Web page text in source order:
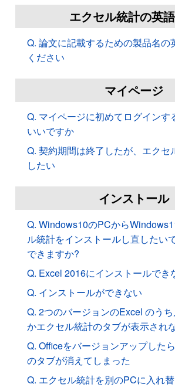
エクセル統計の英
Q. 論文に記載するための製品名の
ください
マイページ
Q. マイページに初めてログインす
いいですか
Q. 契約期間は終了したが、エクセ
したい
インストール
Q. Windows10のPCから
ル統計をインストールし直したい
できますか?
Q. Excel 2016にインストールでき
Q. インストールができない
Q. 2つのバージョンのExcel のう
かエクセル統計のタブが表示され
Q. Officeをバージョンアップした
のタブが消えてしまった
Q. エクセル統計を別のPCに入れ